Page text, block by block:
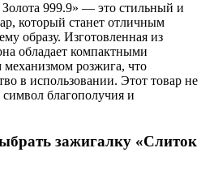
999.9» — это стильный и
который станет отличным
образу. Изготовленная из
обладает компактными
механизмом розжига, что
в использовании. Этот товар не
символ благополучия и
зажигалку «Слиток